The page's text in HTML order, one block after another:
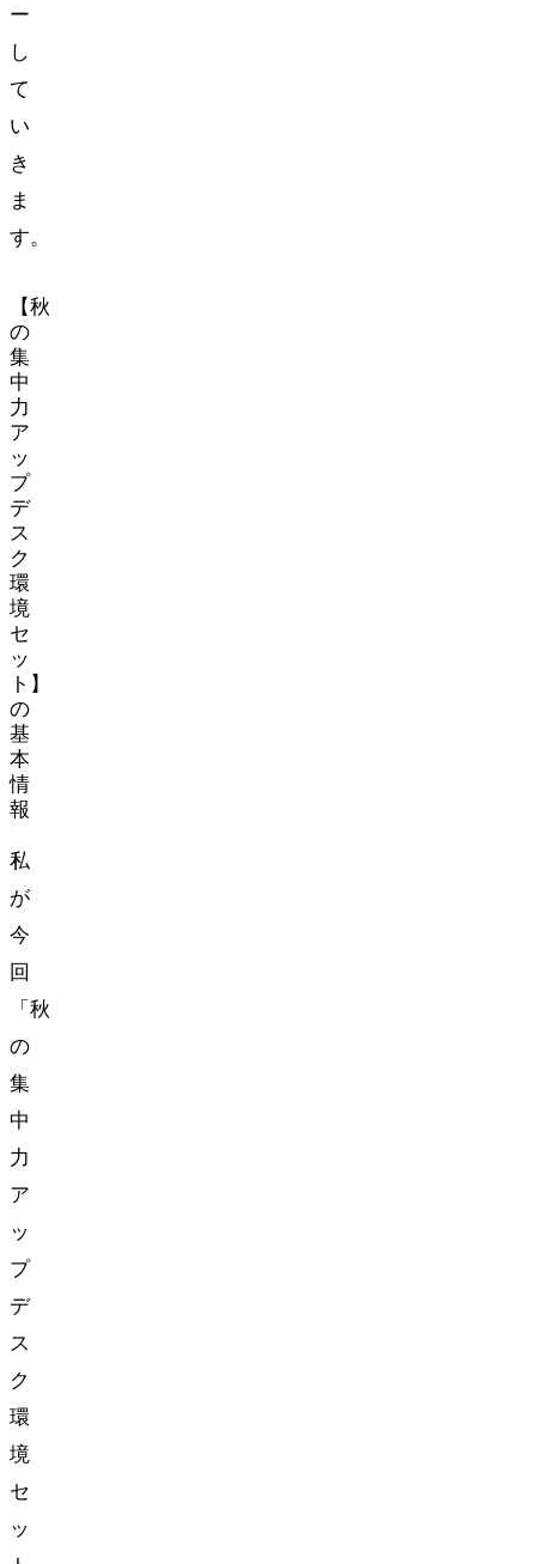
ー
し
て
い
き
ま
す。
【秋
の
集
中
力
ア
ッ
プ
デ
ス
ク
環
境
セ
ッ
ト】
の
基
本
情
報
私
が
今
回
「秋
の
集
中
力
ア
ッ
プ
デ
ス
ク
環
境
セ
ッ